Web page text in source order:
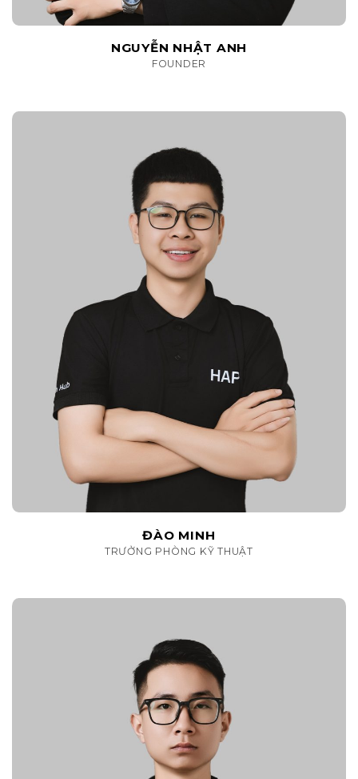
NGUYỄN NHẬT ANH
FOUNDER
ĐÀO MINH
TRƯỞNG PHÒNG KỸ THUẬT